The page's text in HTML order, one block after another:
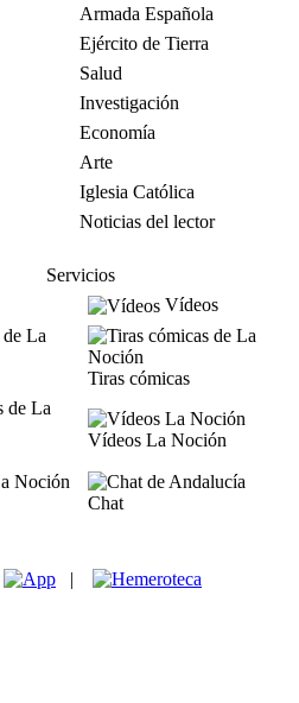
Armada Española
Ejército de Tierra
Salud
Investigación
Economía
Arte
Iglesia Católica
Noticias del lector
Servicios
Vídeos
Tiras cómicas
Vídeos La Noción
Chat
|